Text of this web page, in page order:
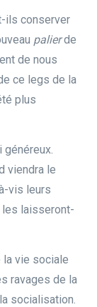
ils conserver
palierde
de nous
ce legs de la
plus
généreux.
viendra le
vis leurs
laisseront-
la vie sociale
ravages de la
socialisation.